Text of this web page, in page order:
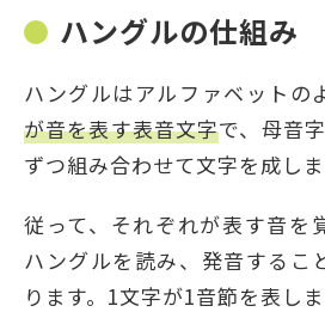
ハングルの仕組み
ハングルはアルファベットの
が音を表す表音文字で、母音
ずつ組み合わせて文字を成しま
従って、それぞれが表す音を
ハングルを読み、発音するこ
ります。1文字が1音節を表しま